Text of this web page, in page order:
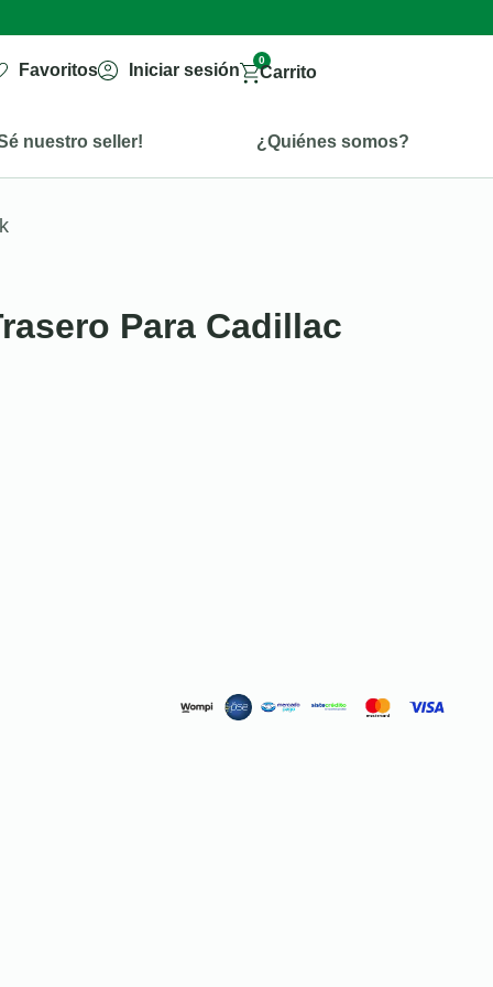
Favoritos Iniciar sesión
0
Carrito
nuestro seller! ¿Quiénes somos?
Para Cadillac